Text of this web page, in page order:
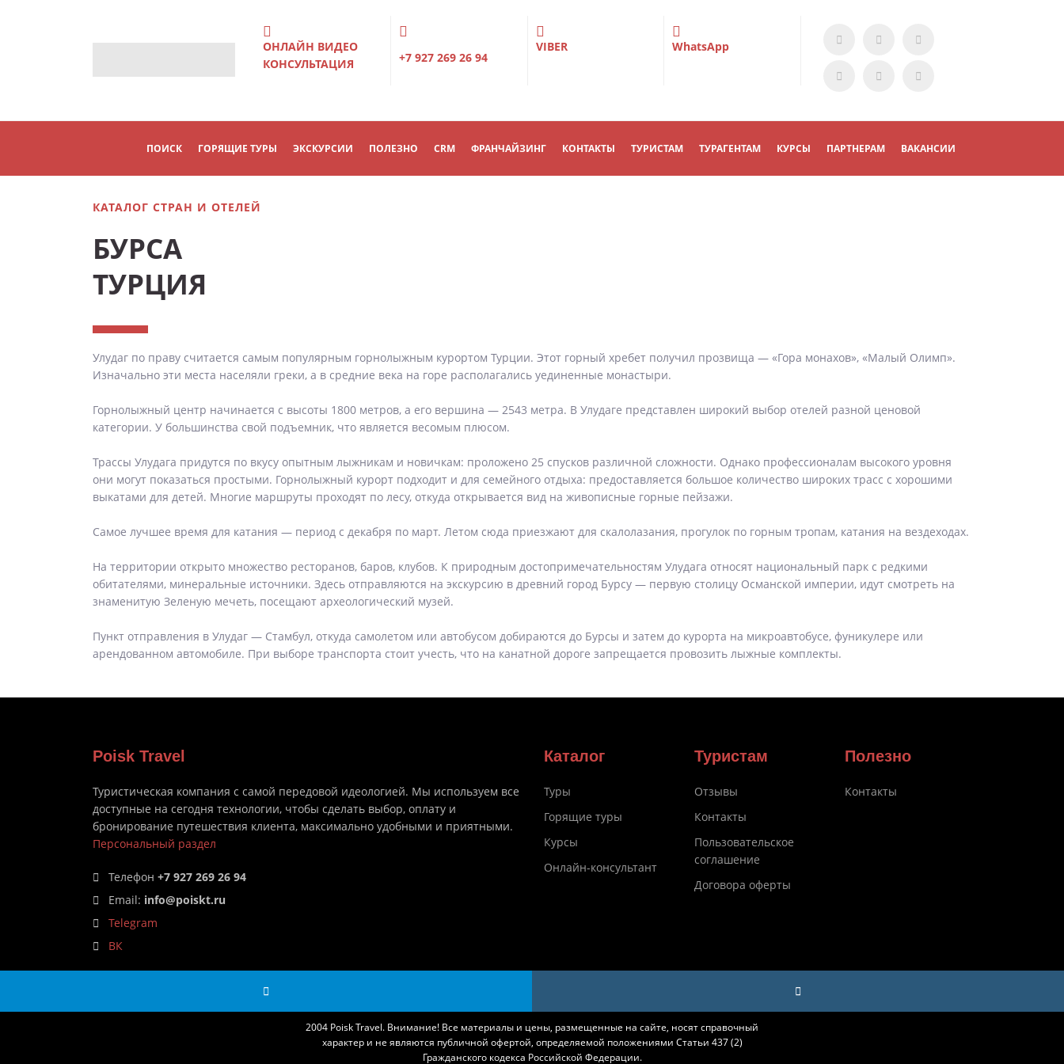
ОНЛАЙН ВИДЕО
КОНСУЛЬТАЦИЯ
+7 927 269 26 94
VIBER WhatsApp
ПОИСК ГОРЯЩИЕ ТУРЫ ЭКСКУРСИИ ПОЛЕЗНО CRM ФРАНЧАЙЗИНГ КОНТАКТЫ ТУРИСТАМ ТУРАГЕНТАМ КУРСЫ ПАРТНЕРАМ ВАКАНСИИ
КАТАЛОГ СТРАН И ОТЕЛЕЙ
БУРСА
ТУРЦИЯ
Улудаг по праву считается самым популярным горнолыжным курортом Турции. Этот горный хребет получил прозвища — «Гора монахов», «Малый Олимп».
Изначально эти места населяли греки, а в средние века на горе располагались уединенные монастыри.
Горнолыжный центр начинается с высоты 1800 метров, а его вершина — 2543 метра. В Улудаге представлен широкий выбор отелей разной ценовой
категории. У большинства свой подъемник, что является весомым плюсом.
Трассы Улудага придутся по вкусу опытным лыжникам и новичкам: проложено 25 спусков различной сложности. Однако профессионалам высокого уровня
они могут показаться простыми. Горнолыжный курорт подходит и для семейного отдыха: предоставляется большое количество широких трасс с хорошими
выкатами для детей. Многие маршруты проходят по лесу, откуда открывается вид на живописные горные пейзажи.
Самое лучшее время для катания — период с декабря по март. Летом сюда приезжают для скалолазания, прогулок по горным тропам, катания на вездеходах.
На территории открыто множество ресторанов, баров, клубов. К природным достопримечательностям Улудага относят национальный парк с редкими
обитателями, минеральные источники. Здесь отправляются на экскурсию в древний город Бурсу — первую столицу Османской империи, идут смотреть на
знаменитую Зеленую мечеть, посещают археологический музей.
Пункт отправления в Улудаг — Стамбул, откуда самолетом или автобусом добираются до Бурсы и затем до курорта на микроавтобусе, фуникулере или
арендованном автомобиле. При выборе транспорта стоит учесть, что на канатной дороге запрещается провозить лыжные комплекты.
Poisk Travel
Туристическая компания с самой передовой идеологией. Мы используем все
доступные на сегодня технологии, чтобы сделать выбор, оплату и
бронирование путешествия клиента, максимально удобными и приятными.
Персональный раздел
Телефон +7 927 269 26 94
Email: info@poiskt.ru
Telegram
ВК
Каталог
Туры
Горящие туры
Курсы
Онлайн-консультант
Туристам
Отзывы
Контакты
Пользовательское
соглашение
Договора оферты
Полезно
Контакты
2004 Poisk Travel. Внимание! Все материалы и цены, размещенные на сайте, носят справочный
характер и не являются публичной офертой, определяемой положениями Статьи 437 (2)
Гражданского кодекса Российской Федерации.